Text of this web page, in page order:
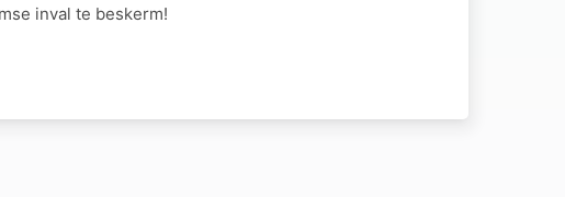
inval te beskerm!